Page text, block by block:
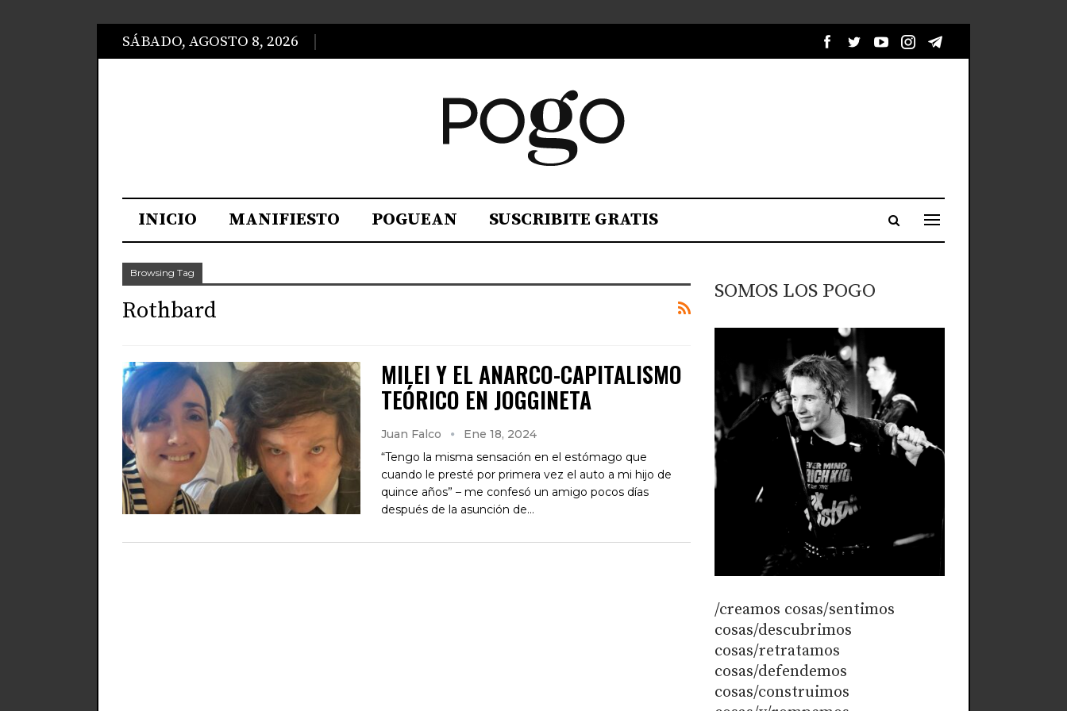
SÁBADO, AGOSTO 8, 2026
INICIO MANIFIESTO POGUEAN SUSCRIBITE GRATIS
Browsing Tag
Rothbard
MILEI Y EL ANARCO-CAPITALISMO
TEÓRICO EN JOGGINETA
Juan Falco
Ene 18, 2024
“Tengo la misma sensación en el estómago que
cuando le presté por primera vez el auto a mi hijo de
quince años” – me confesó un amigo pocos días
después de la asunción de…
SOMOS LOS POGO
/creamos cosas/sentimos
cosas/descubrimos
cosas/retratamos
cosas/defendemos
cosas/construimos